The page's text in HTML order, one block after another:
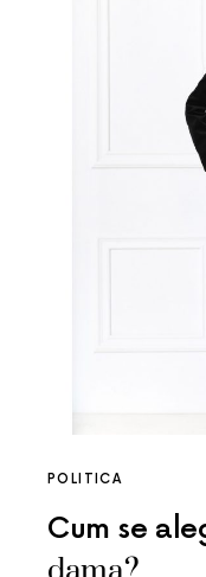
POLITICA
Cum se